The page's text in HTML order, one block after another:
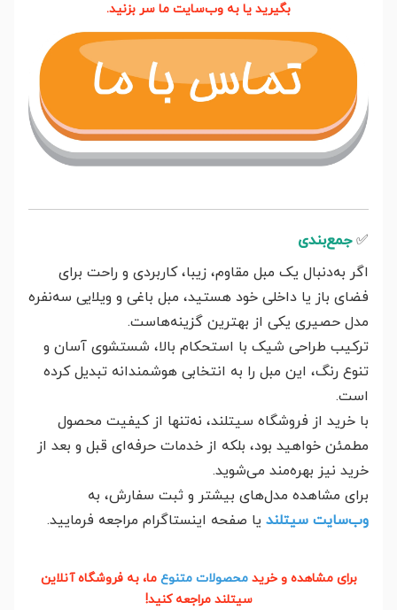
بگیرید یا به وب‌سایت ما سر بزنید.
✅ جمع‌بندی
اگر به‌دنبال یک مبل مقاوم، زیبا، کاربردی و راحت برای
فضای باز یا داخلی خود هستید، مبل باغی و ویلایی سه‌نفره
مدل حصیری یکی از بهترین گزینه‌هاست.
ترکیب طراحی شیک با استحکام بالا، شستشوی آسان و
تنوع رنگ، این مبل را به انتخابی هوشمندانه تبدیل کرده
است.
با خرید از فروشگاه سیتلند، نه‌تنها از کیفیت محصول
مطمئن خواهید بود، بلکه از خدمات حرفه‌ای قبل و بعد از
خرید نیز بهره‌مند می‌شوید.
برای مشاهده مدل‌های بیشتر و ثبت سفارش، به
وب‌سایت سیتلند یا صفحه اینستاگرام مراجعه فرمایید.
برای مشاهده و خرید محصولات متنوع ما، به فروشگاه آنلاین
سیتلند مراجعه کنید!